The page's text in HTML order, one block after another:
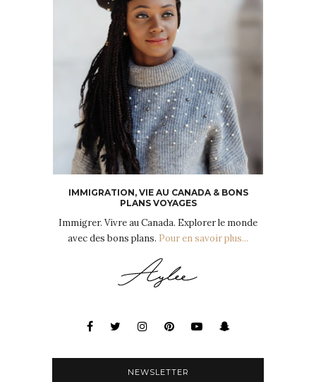
IMMIGRATION, VIE AU CANADA & BONS
PLANS VOYAGES
Immigrer. Vivre au Canada. Explorer le monde
avec des bons plans. Pour en savoir plus...
NEWSLETTER